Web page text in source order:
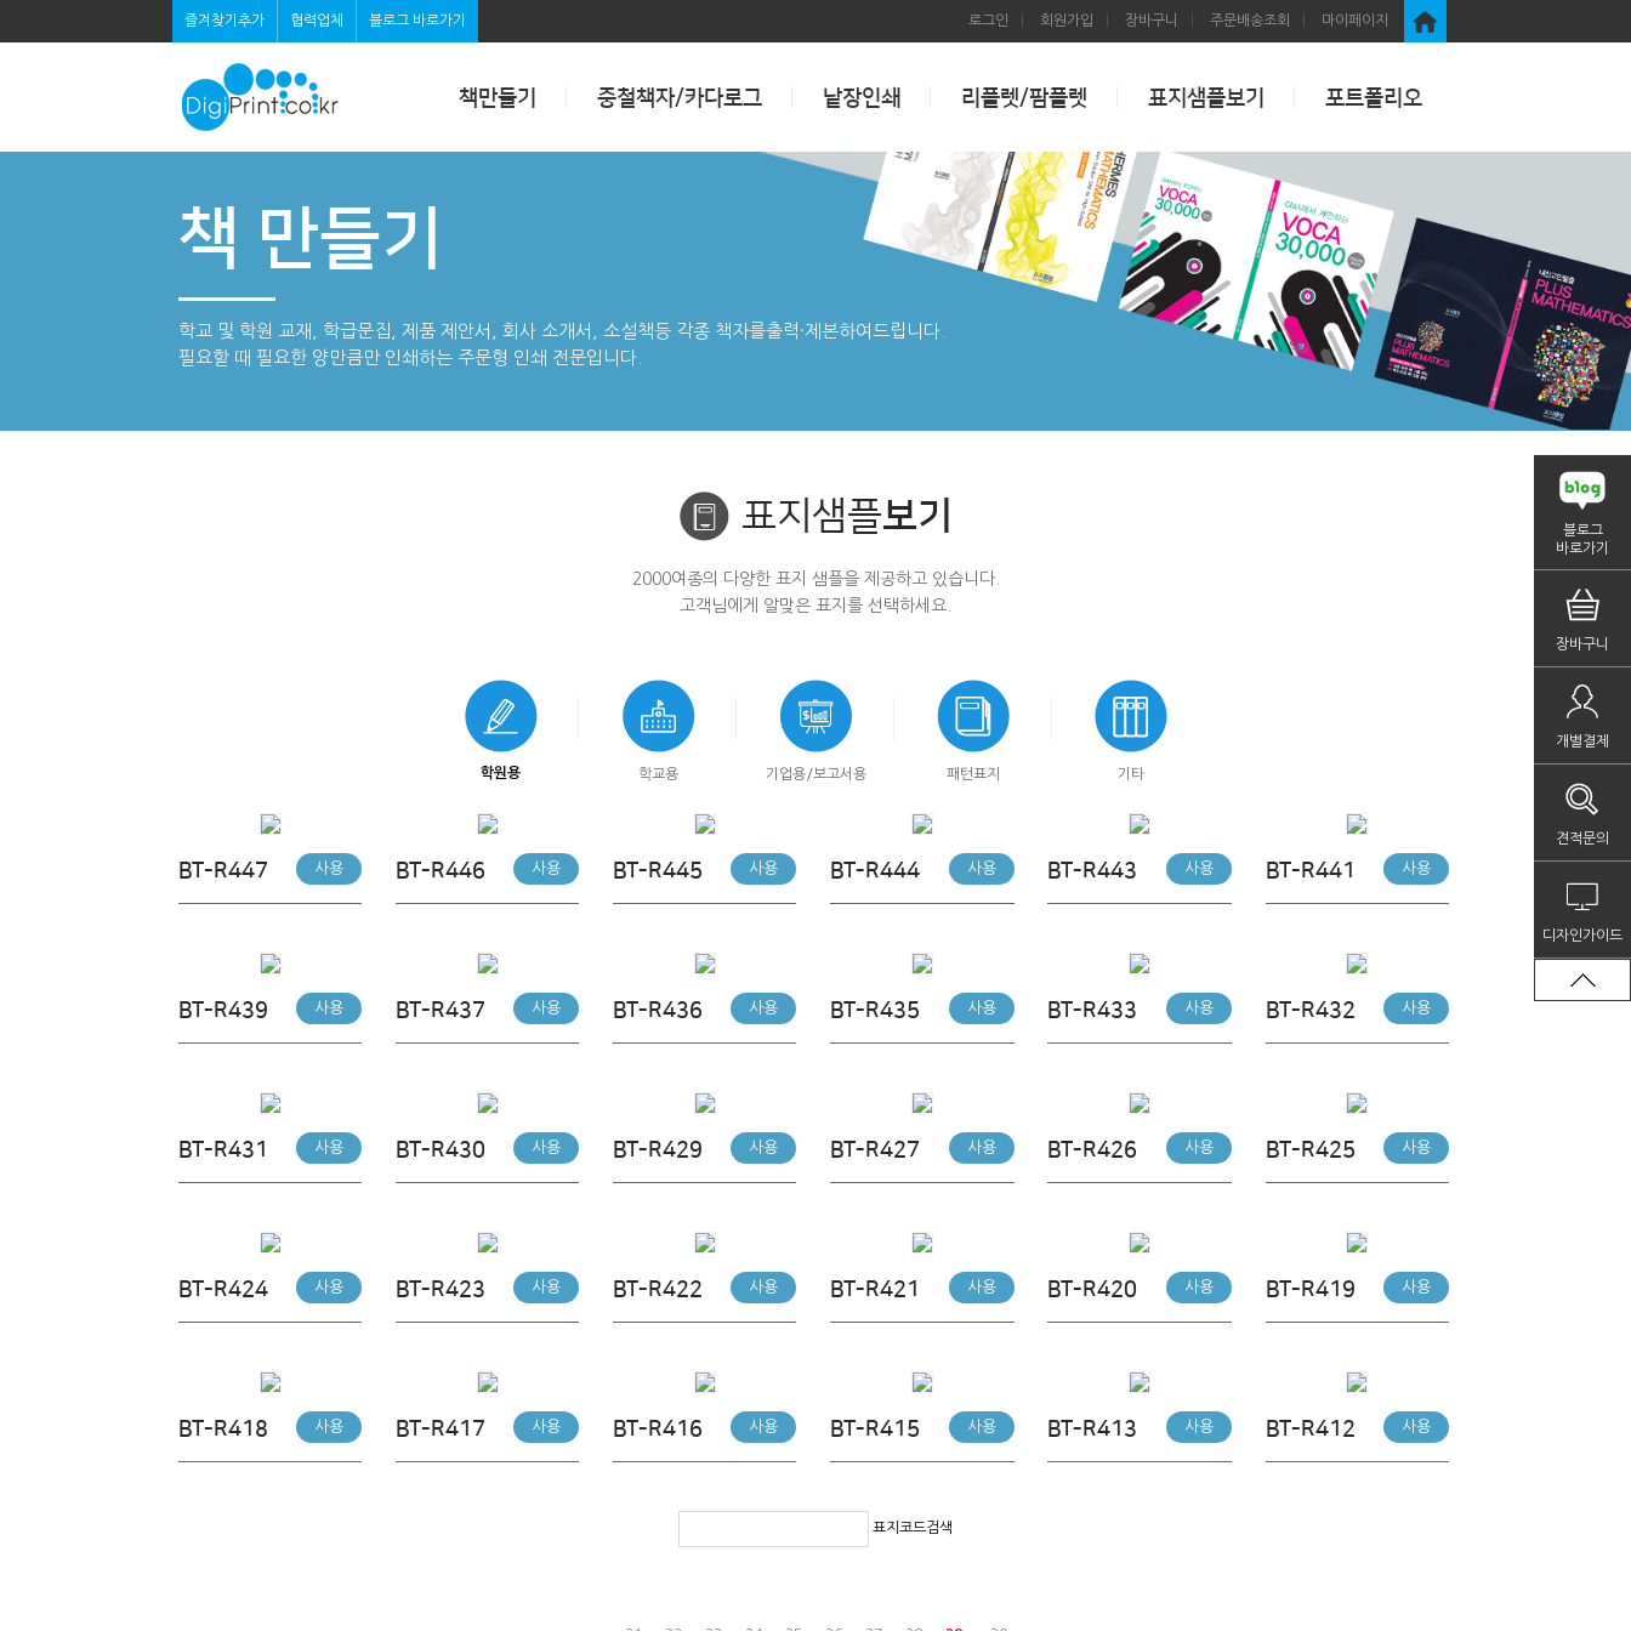
즐겨찾기추가 협력업체 블로그 바로가기 로그인 회원가입 장바구니 주문배송조회 마이페이지
책만들기 중철책자/카다로그 낱장인쇄 리플렛/팜플렛 표지샘플보기 포트폴리오
블로그
바로가기
장바구니
개별결제
견적문의
디자인가이드
책 만들기
학교 및 학원 교재, 학급문집, 제품 제안서, 회사 소개서, 소설책등 각종 책자를출력·제본하여드립니다.
필요할 때 필요한 양만큼만 인쇄하는 주문형 인쇄 전문입니다.
표지샘플보기
2000여종의 다양한 표지 샘플을 제공하고 있습니다.
고객님에게 알맞은 표지를 선택하세요.
학원용 학교용 기업용/보고서용 패턴표지 기타
BT-R447 사용 BT-R446 사용 BT-R445 사용 BT-R444 사용 BT-R443 사용 BT-R441 사용
BT-R439 사용 BT-R437 사용 BT-R436 사용 BT-R435 사용 BT-R433 사용 BT-R432 사용
BT-R431 사용 BT-R430 사용 BT-R429 사용 BT-R427 사용 BT-R426 사용 BT-R425 사용
BT-R424 사용 BT-R423 사용 BT-R422 사용 BT-R421 사용 BT-R420 사용 BT-R419 사용
BT-R418 사용 BT-R417 사용 BT-R416 사용 BT-R415 사용 BT-R413 사용 BT-R412 사용
표지코드검색